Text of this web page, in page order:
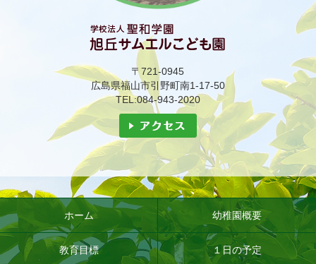
〒721-0945
広島県福山市引野町南1-17-50
TEL:084-943-2020
ホーム 幼稚園概要
教育目標 １日の予定